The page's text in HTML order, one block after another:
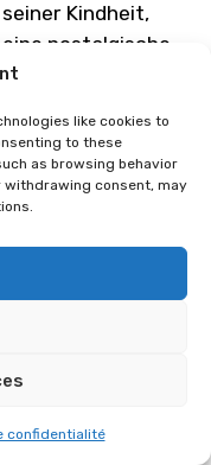
like cookies to
to these
as browsing behavior
withdrawing consent, may
confidentialité
Kindheit,
nostalgische
Arbeit
Betrachter in
und
Ricco